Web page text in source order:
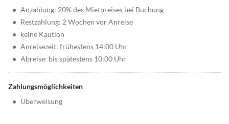
• Anzahlung: 20% des Mietpreises bei Buchung
• Restzahlung: 2 Wochen vor Anreise
• keine Kaution
• Anreisezeit: frühestens 14:00 Uhr
• Abreise: bis spätestens 10:00 Uhr
Zahlungsmöglichkeiten
• Überweisung